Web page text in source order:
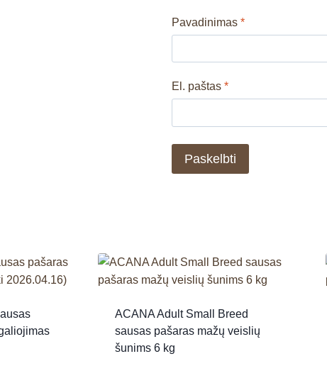
Pavadinimas*
El. paštas*
ACANA Adult Small Breed
sausas pašaras mažų veislių
šunims 6 kg